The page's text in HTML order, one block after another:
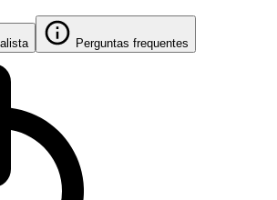
Perguntas frequentes